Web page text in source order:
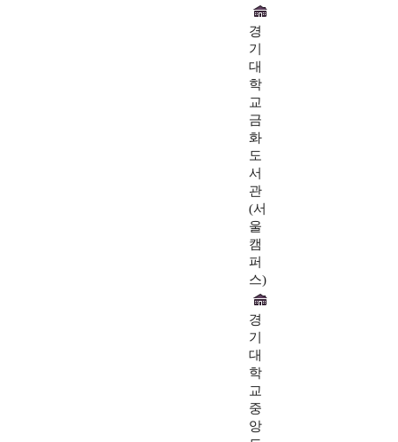
경
기
대
학
교
금
화
도
서
관
(서
울
캠
퍼
스)
경
기
대
학
교
중
앙